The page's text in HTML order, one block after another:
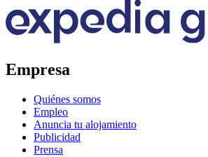
Empresa
Quiénes somos
Empleo
Anuncia tu alojamiento
Publicidad
Prensa